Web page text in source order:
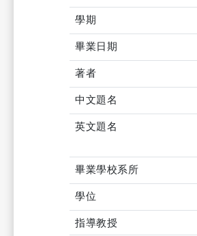
學期
畢業日期
著者
中文題名
英文題名
畢業學校系所
學位
指導教授